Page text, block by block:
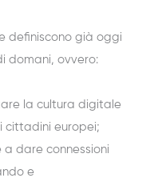
definiscono già oggi
domani, ovvero:
la cultura digitale
cittadini europei;
a dare connessioni
e